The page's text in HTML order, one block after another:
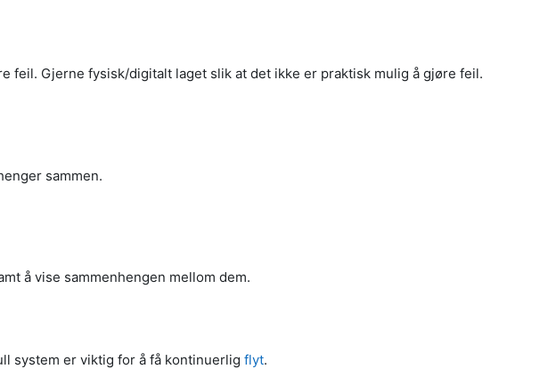
feil. Gjerne fysisk/digitalt laget slik at det ikke er praktisk mulig å gjøre feil.
sammen.
å vise sammenhengen mellom dem.
system er viktig for å få kontinuerlig flyt.